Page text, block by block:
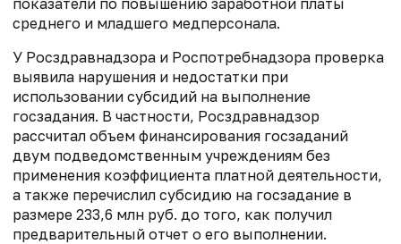
среднего и младшего медперсонала.
У Росздравнадзора и Роспотребнадзора проверка
выявила нарушения и недостатки при
использовании субсидий на выполнение
госзадания. В частности, Росздравнадзор
рассчитал объем финансирования госзаданий
двум подведомственным учреждениям без
применения коэффициента платной деятельности,
а также перечислил субсидию на госзадание в
размере 233,6 млн руб. до того, как получил
предварительный отчет о его выполнении.